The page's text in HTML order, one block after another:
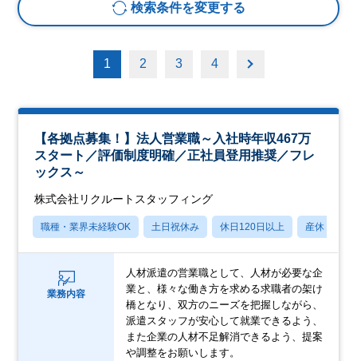
検索条件を変更する
1 2 3 4
【各拠点募集！】法人営業職～入社時年収467万
スタート／評価制度明確／正社員登用推奨／フレ
ックス～
株式会社リクルートスタッフィング
職種・業界未経験OK 土日祝休み 休日120日以上 産休・育休
業務内容
人材派遣の営業職として、人材が必要な企
業と、様々な働き方を求める求職者の架け
橋となり、双方のニーズを把握しながら、
派遣スタッフが安心して就業できるよう、
また企業の人材不足解消できるよう、提案
や調整をお願いします。